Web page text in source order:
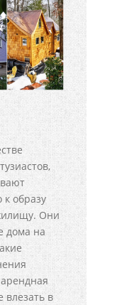
образу
Они
дома на
влезать в